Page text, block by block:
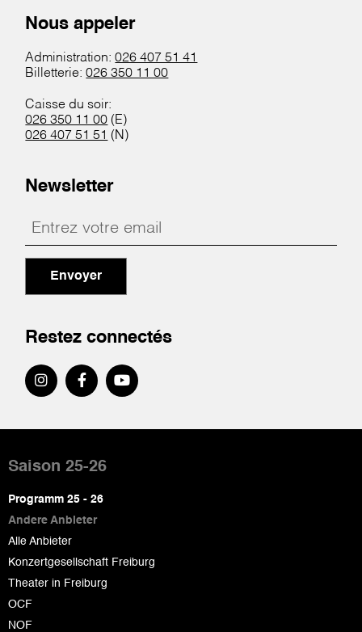
Nous appeler
Administration:026 407 51 41
Billetterie:026 350 11 00
Caisse du soir:
026 350 11 00 (E)
026 407 51 51 (N)
Newsletter
Envoyer
Restez connectés
de
page
Saison 25-26
Programm 25 - 26
Andere Anbieter
Alle Anbieter
Konzertgesellschaft Freiburg
Theater in Freiburg
OCF
NOF